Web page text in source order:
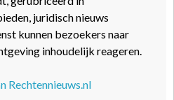
juridisch nieuws
kunnen bezoekers naar
inhoudelijk reageren.
Rechtennieuws.nl